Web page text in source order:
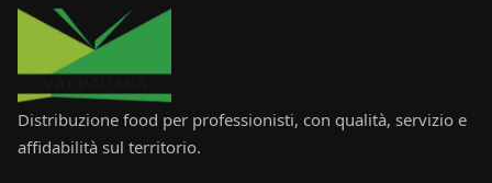
Distribuzione food per professionisti, con qualità, servizio e
affidabilità sul territorio.